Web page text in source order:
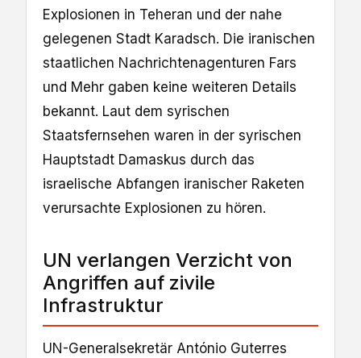
Explosionen in Teheran und der nahe
gelegenen Stadt Karadsch. Die iranischen
staatlichen Nachrichtenagenturen Fars
und Mehr gaben keine weiteren Details
bekannt. Laut dem syrischen
Staatsfernsehen waren in der syrischen ​
Hauptstadt Damaskus durch das
israelische Abfangen iranischer Raketen
‌verursachte Explosionen zu hören.
UN verlangen Verzicht von
Angriffen auf zivile
Infrastruktur
UN-Generalsekretär António Guterres